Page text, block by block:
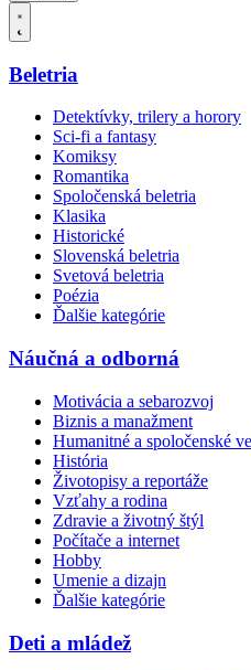
Beletria
Detektívky, trilery a horory
Sci-fi a fantasy
Komiksy
Romantika
Spoločenská beletria
Klasika
Historické
Slovenská beletria
Svetová beletria
Poézia
Ďalšie kategórie
Náučná a odborná
Motivácia a sebarozvoj
Biznis a manažment
Humanitné a spoločenské
História
Životopisy a reportáže
Vzťahy a rodina
Zdravie a životný štýl
Počítače a internet
Hobby
Umenie a dizajn
Ďalšie kategórie
Deti a mládež